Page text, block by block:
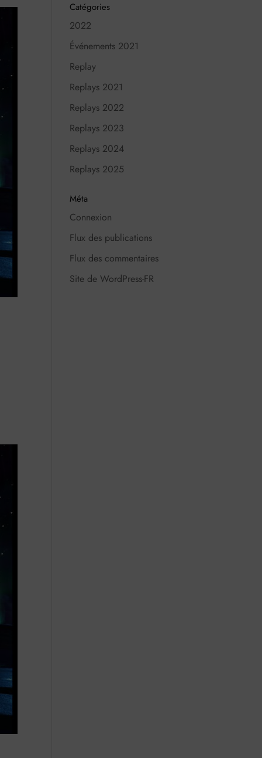
Catégories
2022
Événements 2021
Replay
Replays 2021
Replays 2022
Replays 2023
Replays 2024
Replays 2025
Méta
Connexion
Flux des publications
Flux des commentaires
Site de WordPress-FR